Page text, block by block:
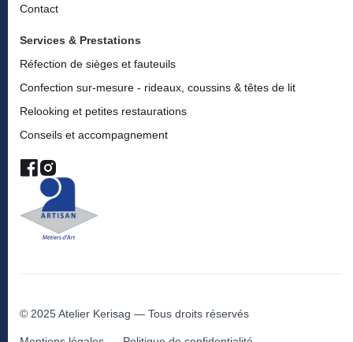
Contact
Services & Prestations
Réfection de sièges et fauteuils
Confection sur-mesure - rideaux, coussins & têtes de lit
Relooking et petites restaurations
Conseils et accompagnement
© 2025 Atelier Kerisag — Tous droits réservés